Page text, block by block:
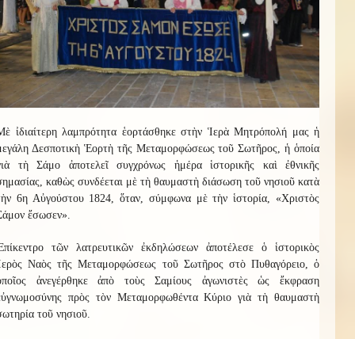
ἰδιαίτερη λαμπρότητα ἑορτάσθηκε στὴν Ἱερὰ Μητρόπολή μας ἡ
Δεσποτικὴ Ἑορτὴ τῆς Μεταμορφώσεως τοῦ Σωτῆρος, ἡ ὁποία
τὴ Σάμο ἀποτελεῖ συγχρόνως ἡμέρα ἱστορικῆς καὶ ἐθνικῆς
καθὼς συνδέεται μὲ τὴ θαυμαστὴ διάσωση τοῦ νησιοῦ κατὰ
6η Αὐγούστου 1824, ὅταν, σύμφωνα μὲ τὴν ἱστορία, «Χριστὸς
ἔσωσεν».
τῶν λατρευτικῶν ἐκδηλώσεων ἀποτέλεσε ὁ ἱστορικὸς
Ναὸς τῆς Μεταμορφώσεως τοῦ Σωτῆρος στὸ Πυθαγόρειο, ὁ
ἀνεγέρθηκε ἀπὸ τοὺς Σαμίους ἀγωνιστὲς ὡς ἔκφραση
πρὸς τὸν Μεταμορφωθέντα Κύριο γιὰ τὴ θαυμαστὴ
τοῦ νησιοῦ.